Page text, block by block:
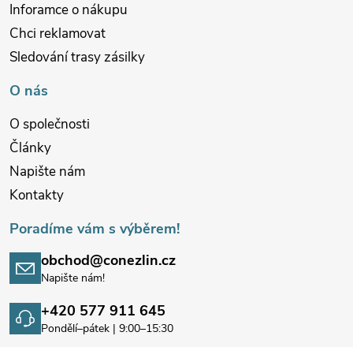
Inforamce o nákupu
Chci reklamovat
Sledování trasy zásilky
O nás
O společnosti
Články
Napište nám
Kontakty
Poradíme vám s výběrem!
obchod@conezlin.cz
Napište nám!
+420 577 911 645
Pondělí–pátek | 9:00–15:30